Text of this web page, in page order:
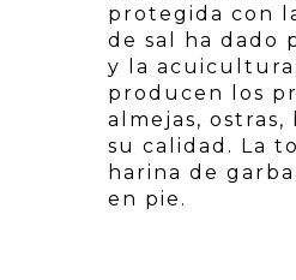
protegida con
de sal ha dado
y la
producen los
almejas,
su calidad. La
harina de
en pie.